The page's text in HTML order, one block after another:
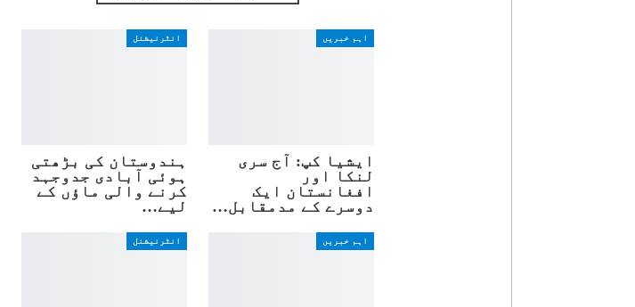
اہم خبریں
ایشیا کپ: آج سری
لنکا اور
افغانستان ایک
دوسرے کے مدمقابل…
انٹرنیشنل
ہندوستان کی بڑھتی
ہوئی آبادی جدوجہد
کرنے والی ماؤں کے
لیے…
اہم خبریں انٹرنیشنل